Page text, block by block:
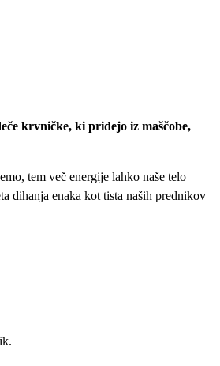
krvničke, ki pridejo iz maščobe,
tem več energije lahko naše telo
dihanja enaka kot tista naših prednikov